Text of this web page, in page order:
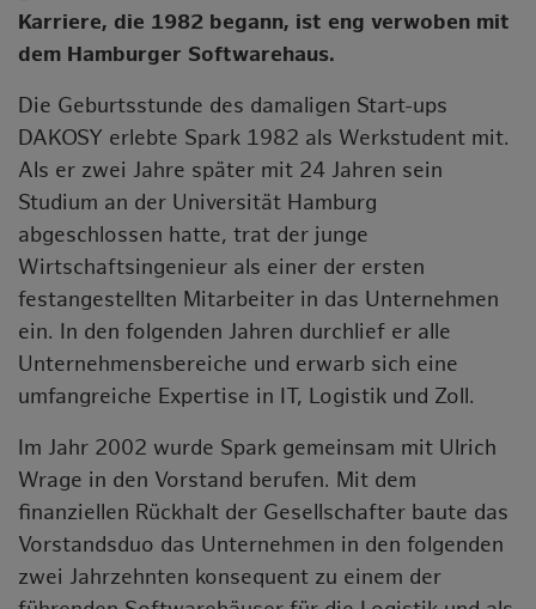
Karriere, die 1982 begann, ist eng verwoben mit
dem Hamburger Softwarehaus.
Die Geburtsstunde des damaligen Start-ups
DAKOSY erlebte Spark 1982 als Werkstudent mit.
Als er zwei Jahre später mit 24 Jahren sein
Studium an der Universität Hamburg
abgeschlossen hatte, trat der junge
Wirtschaftsingenieur als einer der ersten
festangestellten Mitarbeiter in das Unternehmen
ein. In den folgenden Jahren durchlief er alle
Unternehmensbereiche und erwarb sich eine
umfangreiche Expertise in IT, Logistik und Zoll.
Im Jahr 2002 wurde Spark gemeinsam mit Ulrich
Wrage in den Vorstand berufen. Mit dem
finanziellen Rückhalt der Gesellschafter baute das
Vorstandsduo das Unternehmen in den folgenden
zwei Jahrzehnten konsequent zu einem der